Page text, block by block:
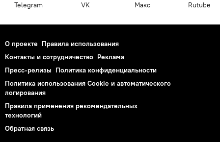
Telegram VK Макс Rutube
О проекте Правила использования
Контакты и сотрудничество Реклама
Пресс-релизы Политика конфиденциальности
Политика использования Cookie и автоматического
логирования
Правила применения рекомендательных
технологий
Обратная связь